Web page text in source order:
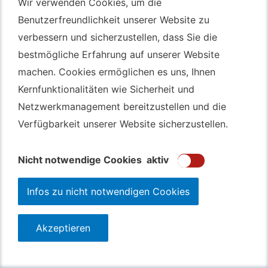
Benutzerfreundlichkeit unserer Website zu
verbessern und sicherzustellen, dass Sie die
bestmögliche Erfahrung auf unserer Website
machen. Cookies ermöglichen es uns, Ihnen
Kernfunktionalitäten wie Sicherheit und
Netzwerkmanagement bereitzustellen und die
Verfügbarkeit unserer Website sicherzustellen.
Nicht notwendige Cookies aktiv
Infos zu nicht notwendigen Cookies
Akzeptieren
Benutzerfreundlichkeit unserer Website zu
verbessern und sicherzustellen, dass Sie die
bestmögliche Erfahrung auf unserer Website
machen. Cookies ermöglichen es uns, Ihnen
Kernfunktionalitäten wie Sicherheit und
Netzwerkmanagement bereitzustellen und die
Verfügbarkeit unserer Website sicherzustellen.
Nicht notwendige Cookies aktiv
Infos zu nicht notwendigen Cookies
Akzeptieren
Autotransport Bochum
Autotransport Düsseldorf
Autotransport Essen
Autoexport Gelsenkirchen
Autoexport Herne
GebrauchtwagenAnkauf Bochum
123autolos.de
Datenschutz